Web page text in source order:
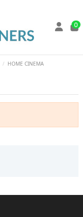
0
HOME CINEMA